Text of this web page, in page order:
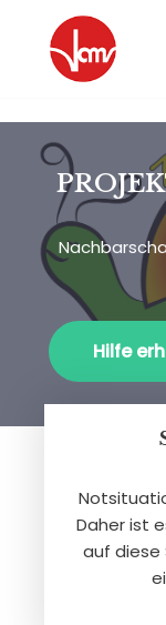
Zum
Hilfe
Daher ist
auf diese